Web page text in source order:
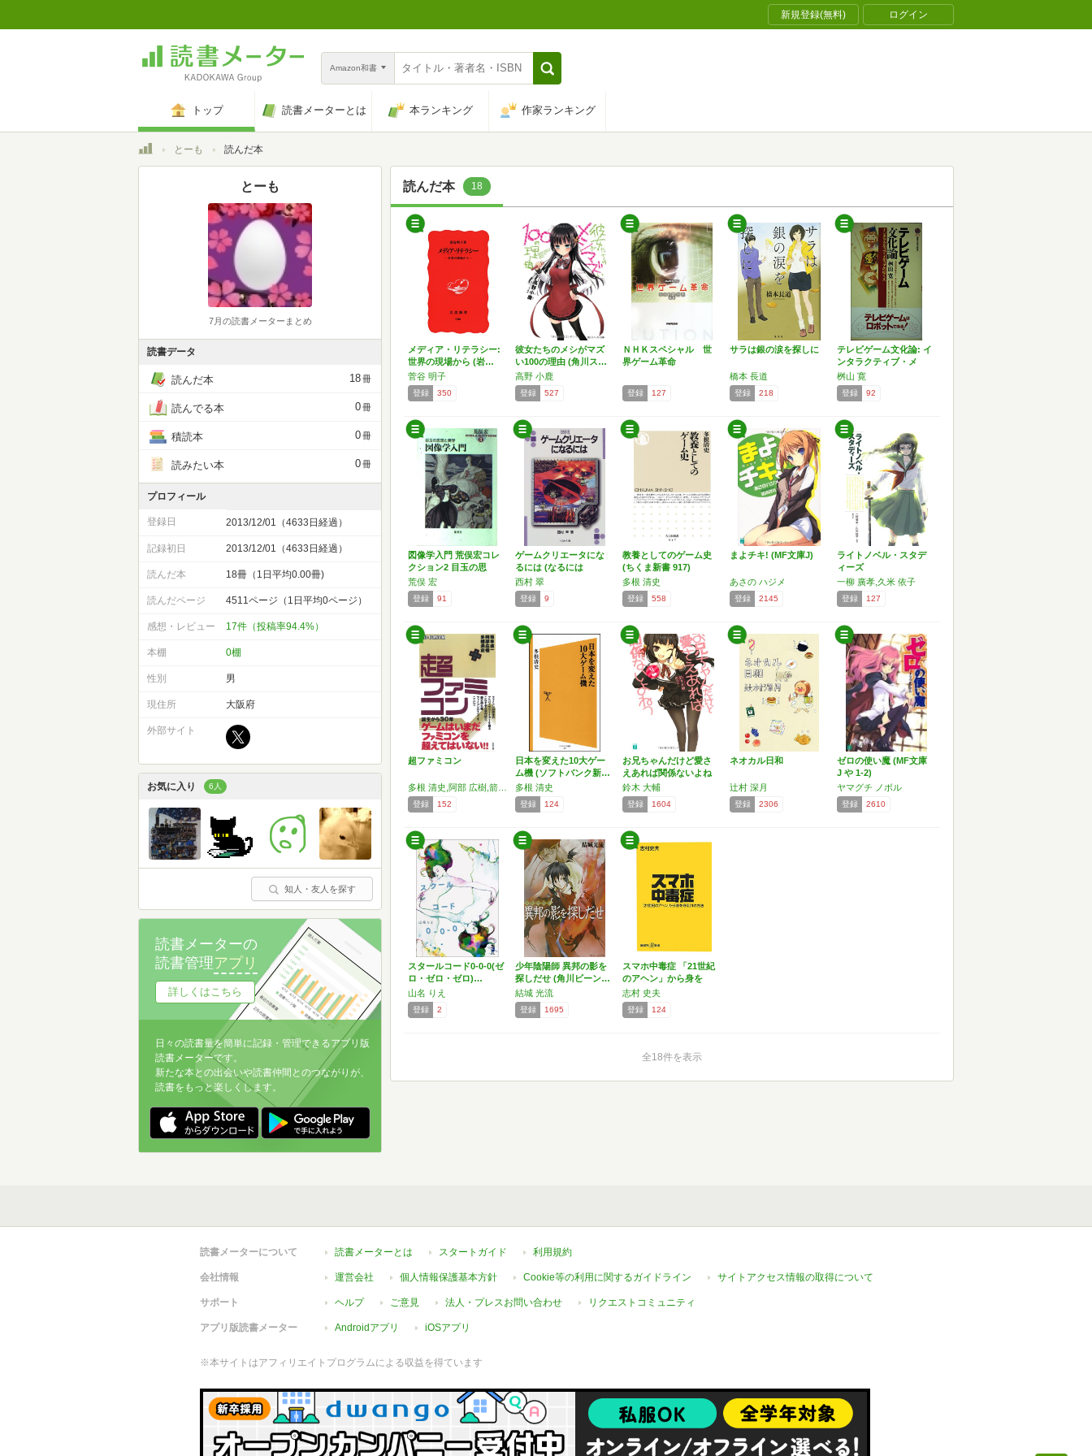
新規登録(無料) ログイン
Amazon和書
トップ 読書メーターとは 本ランキング 作家ランキング
トップとーも 読んだ本
読んだ本 18
メディア・リテラシー:
世界の現場から (岩…
菅谷 明子
登録 350
彼女たちのメシがマズ
い100の理由 (角川ス…
高野 小鹿
登録 527
ＮＨＫスペシャル 世
界ゲーム革命
登録 127
サラは銀の涙を探しに
橋本 長道
登録 218
テレビゲーム文化論: イ
ンタラクティブ・メ
デ…
桝山 寛
登録 92
図像学入門 荒俣宏コレ
クション2 目玉の思
想…
荒俣 宏
登録 91
ゲームクリエータにな
るには (なるには
BOO…
西村 翠
登録 9
教養としてのゲーム史
(ちくま新書 917)
多根 清史
登録 558
まよチキ! (MF文庫J)
あさの ハジメ
登録 2145
ライトノベル・スタデ
ィーズ
一柳 廣孝,久米 依子
登録 127
超ファミコン
登録 152
日本を変えた10大ゲー
ム機 (ソフトバンク新…
多根 清史
登録 124
お兄ちゃんだけど愛さ
えあれば関係ないよね
っ …
鈴木 大輔
登録 1604
ネオカル日和
辻村 深月
登録 2306
ゼロの使い魔 (MF文庫
J や 1-2)
ヤマグチ ノボル
登録 2610
スタールコード0‐0‐0(ゼ
ロ・ゼロ・ゼロ)…
山名 りえ
登録 2
少年陰陽師 異邦の影を
探しだせ (角川ビーン…
結城 光流
登録 1695
スマホ中毒症 「21世紀
のアヘン」から身を
守…
志村 史夫
登録 124
全18件を表示
とーも
7月の読書メーターまとめ
読書データ
読んだ本 18冊
読んでる本 0冊
積読本 0冊
読みたい本 0冊
プロフィール
登録日 2013/12/01（4633日経過）
記録初日 2013/12/01（4633日経過）
読んだ本 18冊（1日平均0.00冊)
読んだページ 4511ページ（1日平均0ページ）
感想・レビュー 17件（投稿率94.4%）
本棚 0棚
性別 男
現住所 大阪府
外部サイト
お気に入り 6人
知人・友人を探す
読書メーターの
読書管理アプリ
詳しくはこちら
日々の読書量を簡単に記録・管理できるアプリ版
読書メーターです。
新たな本との出会いや読書仲間とのつながりが、
読書をもっと楽しくします。
読書メーターについて 読書メーターとは スタートガイド 利用規約
会社情報 運営会社 個人情報保護基本方針 Cookie等の利用に関するガイドライン サイトアクセス情報の取得について
サポート ヘルプ ご意見 法人・プレスお問い合わせ リクエストコミュニティ
アプリ版読書メーター Androidアプリ iOSアプリ
※本サイトはアフィリエイトプログラムによる収益を得ています